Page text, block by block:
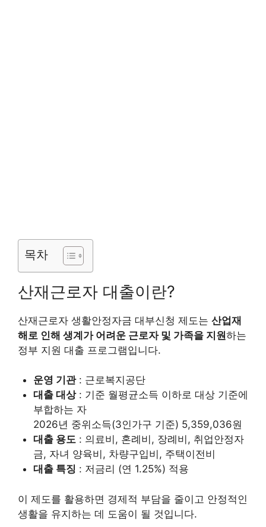
목차
산재근로자 대출이란?
산재근로자 생활안정자금 대부신청 제도는 산업재
해로 인해 생계가 어려운 근로자 및 가족을 지원하는
정부 지원 대출 프로그램입니다.
운영 기관: 근로복지공단
대출 대상: 기준 월평균소득 이하로 대상 기준에
부합하는 자
2026년 중위소득(3인가구 기준) 5,359,036원
대출 용도: 의료비, 혼례비, 장례비, 취업안정자
금, 자녀 양육비, 차량구입비, 주택이전비
대출 특징 : 저금리 (연 1.25%) 적용
이 제도를 활용하면 경제적 부담을 줄이고 안정적인
생활을 유지하는 데 도움이 될 것입니다.